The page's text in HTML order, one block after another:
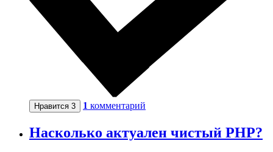
Нравится 3 1 комментарий
Насколько актуален чистый PHP?